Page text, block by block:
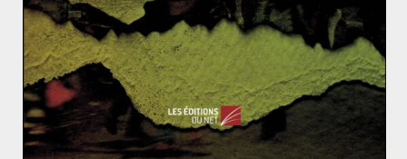
mesure de financer ses dépenses. Ce fait est
particulièrement problématique pour un régime qui
tente de diversifier son économie à travers un plan
coûteux de modernisation (
Vision 2030). Le
comportement des marchés s’annonce donc décisif
pour la monarchie. Si les prix devaient rester bas, celle-
ci pourrait en effet plonger dans une crise économique